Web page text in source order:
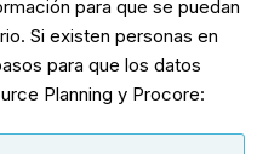
para que se puedan
​​​​​Si existen personas en
para que los datos
Planning y Procore: